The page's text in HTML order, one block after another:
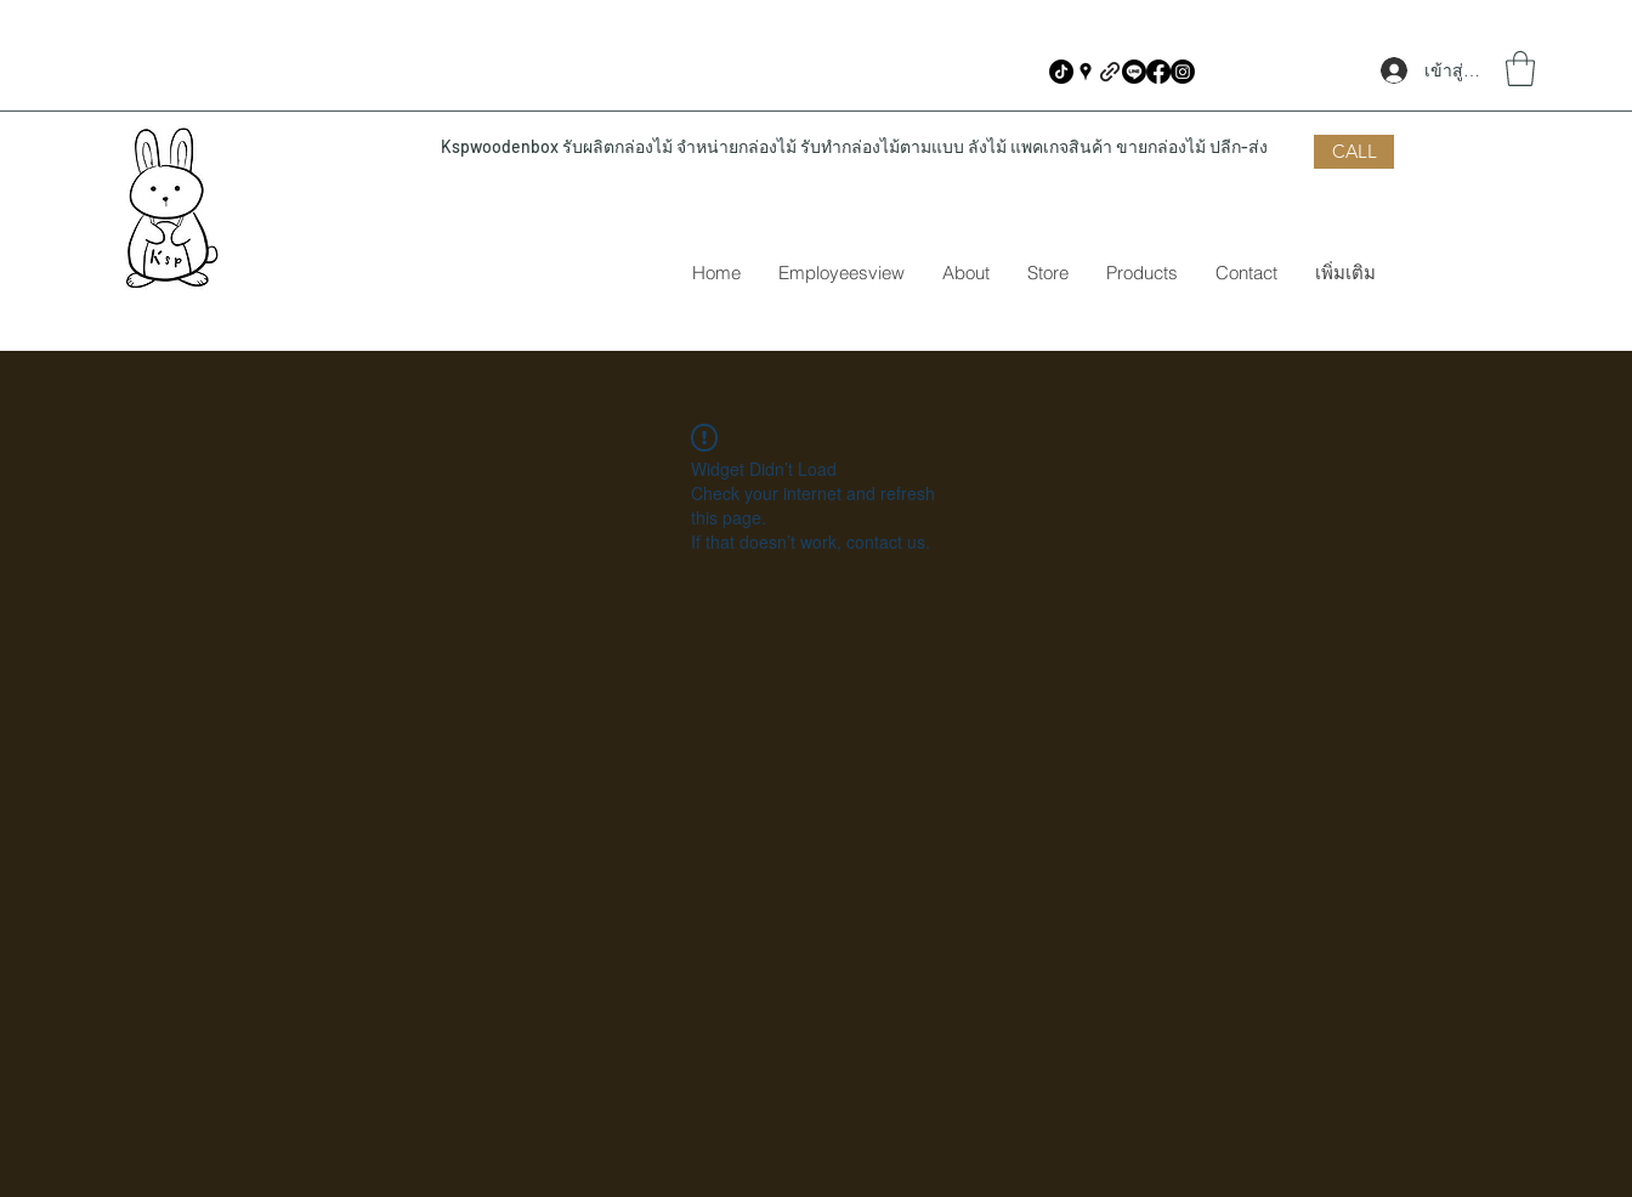
เข้าสู่ระบบ
Kspwoodenbox รับผลิตกล่องไม้ จำหน่ายกล่องไม้ รับทำกล่องไม้ตามแบบ ลังไม้ แพคเกจสินค้า ขายกล่องไม้ ปลีก-ส่ง CALL
Home Employeesview About Store Products Contact เพิ่มเติม
Widget Didn’t Load
Check your internet and refresh
this page.
If that doesn’t work, contact us.